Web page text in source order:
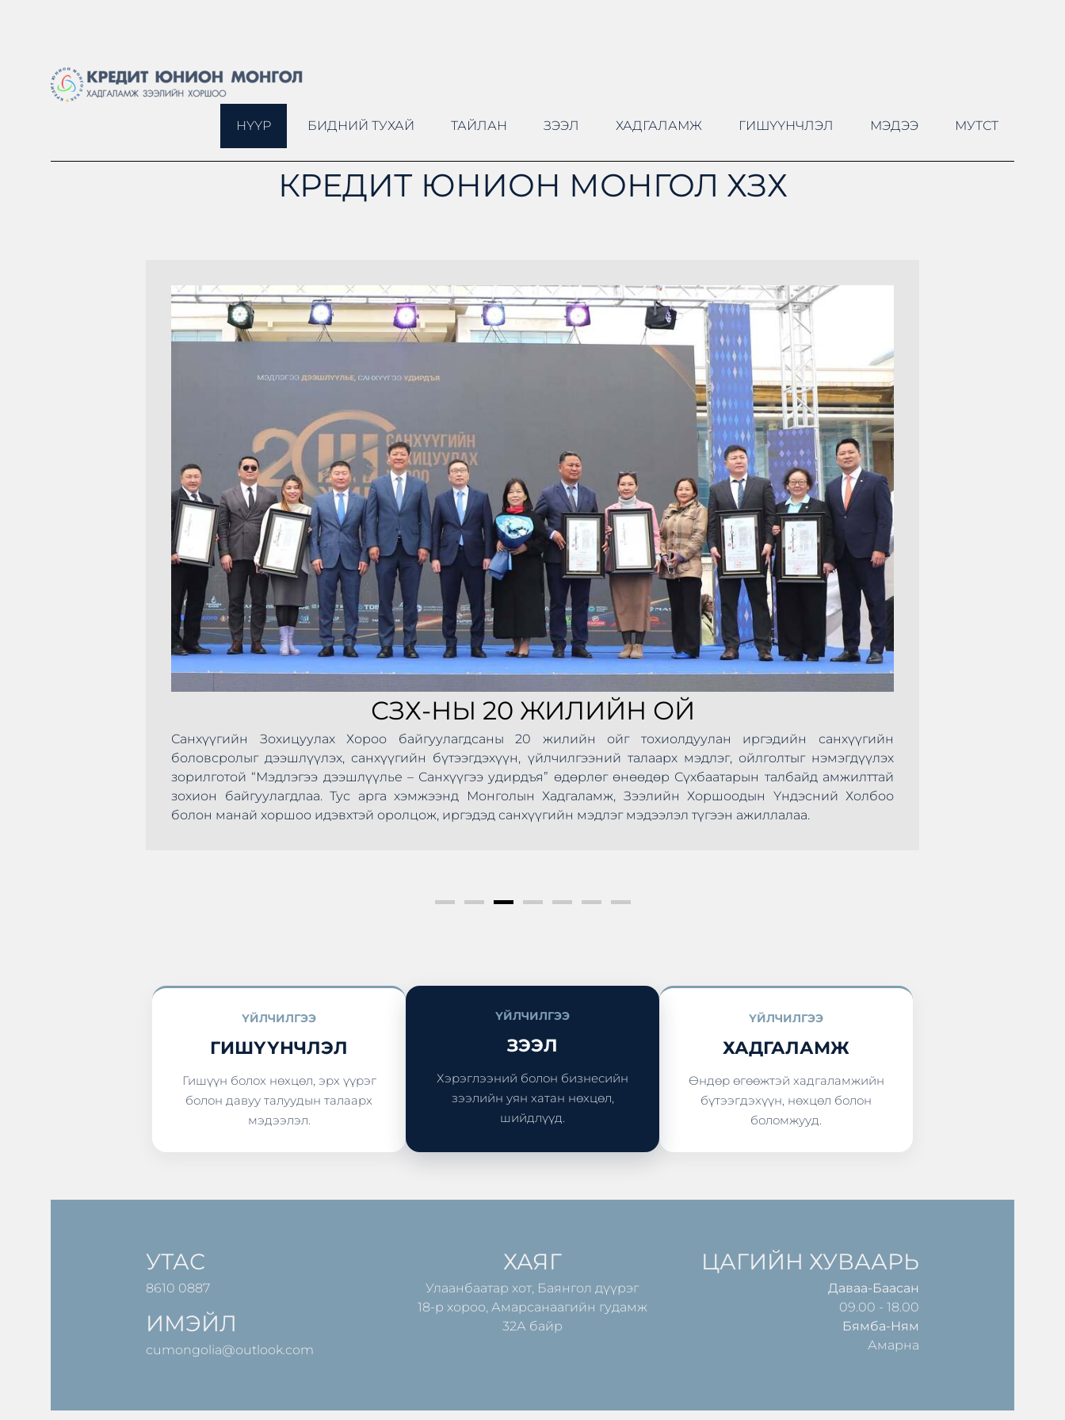
НҮҮР БИДНИЙ ТУХАЙ ТАЙЛАН ЗЭЭЛ ХАДГАЛАМЖ ГИШҮҮНЧЛЭЛ МЭДЭЭ МУТСТ
КРЕДИТ ЮНИОН МОНГОЛ ХЗХ
СЗХ-НЫ 20 ЖИЛИЙН ОЙ
Санхүүгийн Зохицуулах Хороо байгуулагдсаны 20 жилийн ойг тохиолдуулан иргэдийн санхүүгийн
боловсролыг дээшлүүлэх, санхүүгийн бүтээгдэхүүн, үйлчилгээний талаарх мэдлэг, ойлголтыг нэмэгдүүлэх
зорилготой “Мэдлэгээ дээшлүүлье – Санхүүгээ удирдъя” өдөрлөг өнөөдөр Сүхбаатарын талбайд амжилттай
зохион байгуулагдлаа. Тус арга хэмжээнд Монголын Хадгаламж, Зээлийн Хоршоодын Үндэсний Холбоо
болон манай хоршоо идэвхтэй оролцож, иргэдэд санхүүгийн мэдлэг мэдээлэл түгээн ажиллалаа.
ҮЙЛЧИЛГЭЭ
ГИШҮҮНЧЛЭЛ
Гишүүн болох нөхцөл, эрх үүрэг
болон давуу талуудын талаарх
мэдээлэл.
ҮЙЛЧИЛГЭЭ
ЗЭЭЛ
Хэрэглээний болон бизнесийн
зээлийн уян хатан нөхцөл,
шийдлүүд.
ҮЙЛЧИЛГЭЭ
ХАДГАЛАМЖ
Өндөр өгөөжтэй хадгаламжийн
бүтээгдэхүүн, нөхцөл болон
боломжууд.
УТАС
8610 0887
ИМЭЙЛ
cumongolia@outlook.com
ХАЯГ
Улаанбаатар хот, Баянгол дүүрэг
18-р хороо, Амарсанаагийн гудамж
32А байр
ЦАГИЙН ХУВААРЬ
Даваа-Баасан
09.00 - 18.00
Бямба-Ням
Амарна